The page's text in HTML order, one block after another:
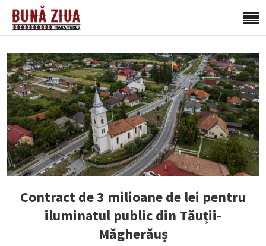
Contract de 3 milioane de lei pentru
iluminatul public din Tăuții-
Măgherăuș